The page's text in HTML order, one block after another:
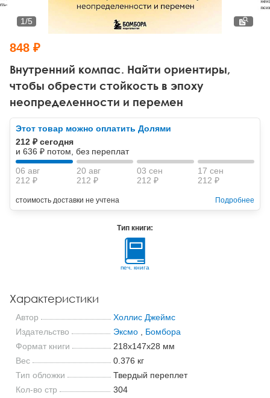
Тревожные расстройства, панические атаки
Другие направления психотерапии
Классический, эриксоновский гипноз и НЛП
НЛП
Психология труда и эргономика
Социальная психология
Социальная и организационная психология
Классический и юнгианский психоанализ
Внутренний компас. Найти ориентиры,
чтобы обрести стойкость в эпоху
неопределенности и перемен
1/5
848 ₽
Этот товар можно оплатить Долями
212 ₽ сегодня
и 636 ₽ потом, без переплат
06 авг
212 ₽
20 авг
212 ₽
03 сен
212 ₽
17 сен
212 ₽
стоимость доставки не учтена Подробнее
Тип книги:
печ. книга
Характеристики
Автор
Холлис Джеймс
Издательство
Эксмо, Бомбора
Формат книги
218x147x28 мм
Вес
0.376 кг
Тип обложки
Твердый переплет
Кол-во стр
304